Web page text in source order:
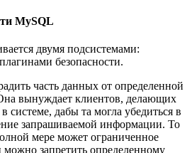
MySQL
двумя подсистемами:
безопасности.
часть данных от определенной
вынуждает клиентов, делающих
системе, дабы та могла убедиться в
запрашиваемой информации. То
мере может ограниченное
запретить определенному